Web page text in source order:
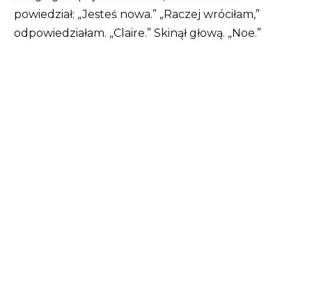
powiedział: „Jesteś nowa.” „Raczej wróciłam,”
odpowiedziałam. „Claire.” Skinął głową. „Noe.”